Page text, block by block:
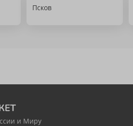
Псков
и Миру